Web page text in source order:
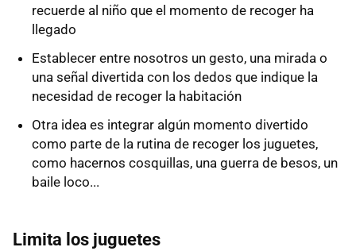
recuerde al niño que el momento de recoger ha
llegado
Establecer entre nosotros un gesto, una mirada o
una señal divertida con los dedos que indique la
necesidad de recoger la habitación
Otra idea es integrar algún momento divertido
como parte de la rutina de recoger los juguetes,
como hacernos cosquillas, una guerra de besos, un
baile loco...
Limita los juguetes